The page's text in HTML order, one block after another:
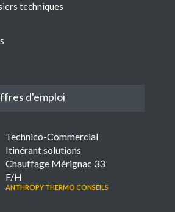
techniques
d'emploi
Technico-Commercial
Itinérant solutions
Chauffage Mérignac 33
F/H
ANTHROPY THERMO CONSEILS